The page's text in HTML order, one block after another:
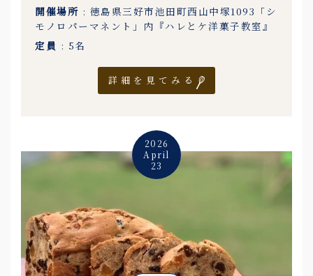
開催場所 : 徳島県三好市池田町西山中塚1093「シ
モノロパーマネント」内『ハレとケ洋菓子教室』
定員 : 5名
詳細を見てみる
2026
April
23